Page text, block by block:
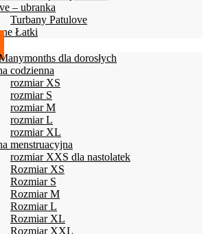
– ubranka
Turbany Patulove
Łatki
dla dorosłych
codzienna
rozmiar XS
rozmiar S
rozmiar M
rozmiar L
rozmiar XL
menstruacyjna
rozmiar XXS dla nastolatek
Rozmiar XS
Rozmiar S
Rozmiar M
Rozmiar L
Rozmiar XL
Rozmiar XXL